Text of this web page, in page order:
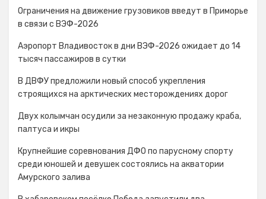
Ограничения на движение грузовиков введут в Приморье
в связи с ВЭФ-2026
Аэропорт Владивосток в дни ВЭФ-2026 ожидает до 14
тысяч пассажиров в сутки
В ДВФУ предложили новый способ укрепления
строящихся на арктических месторождениях дорог
Двух колымчан осудили за незаконную продажу краба,
палтуса и икры
Крупнейшие соревнования ДФО по парусному спорту
среди юношей и девушек состоялись на акватории
Амурского залива